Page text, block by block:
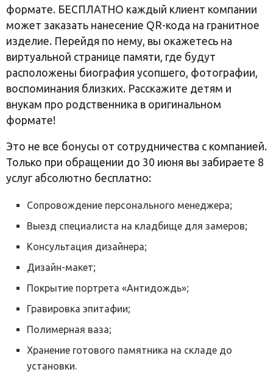
формате. БЕСПЛАТНО каждый клиент компании
может заказать нанесение QR-кода на гранитное
изделие. Перейдя по нему, вы окажетесь на
виртуальной странице памяти, где будут
расположены биография усопшего, фотографии,
воспоминания близких. Расскажите детям и
внукам про родственника в оригинальном
формате!
Это не все бонусы от сотрудничества с компанией.
Только при обращении до 30 июня вы забираете 8
услуг абсолютно бесплатно:
Сопровождение персонального менеджера;
Выезд специалиста на кладбище для замеров;
Консультация дизайнера;
Дизайн-макет;
Покрытие портрета «Антидождь»;
Гравировка эпитафии;
Полимерная ваза;
Хранение готового памятника на складе до
установки.